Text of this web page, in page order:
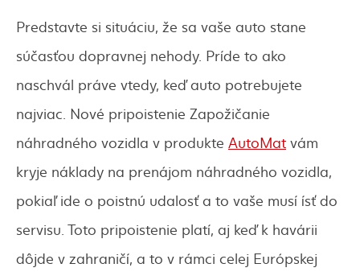
Predstavte si situáciu, že sa vaše auto stane
súčasťou dopravnej nehody. Príde to ako
naschvál práve vtedy, keď auto potrebujete
najviac. Nové pripoistenie Zapožičanie
náhradného vozidla v produkte AutoMat vám
kryje náklady na prenájom náhradného vozidla,
pokiaľ ide o poistnú udalosť a to vaše musí ísť do
servisu. Toto pripoistenie platí, aj keď k havárii
dôjde v zahraničí, a to v rámci celej Európskej